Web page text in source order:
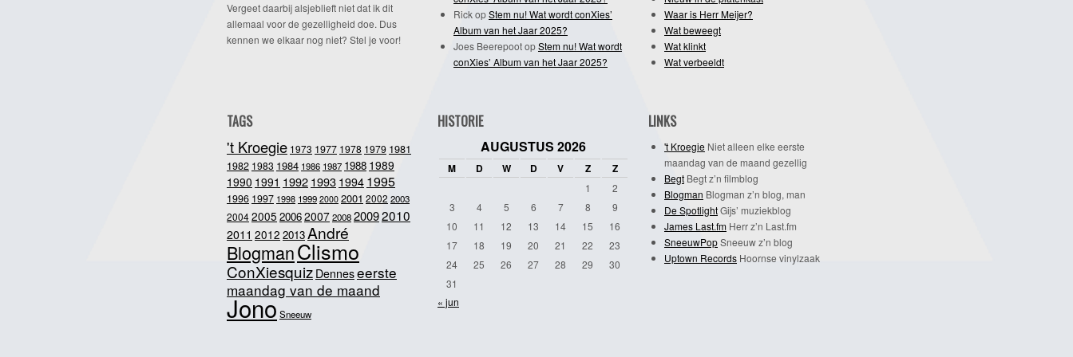
Vergeet daarbij alsjeblieft niet dat ik dit
allemaal voor de gezelligheid doe. Dus
kennen we elkaar nog niet? Stel je voor!
RickopStem nu! Wat wordt conXies’
Album van het Jaar 2025?
Joes BeerepootopStem nu! Wat wordt
conXies’ Album van het Jaar 2025?
Waar is Herr Meijer?
Wat beweegt
Wat klinkt
Wat verbeeldt
TAGS
't Kroegie 1973 1977 1978 1979 1981
1982 1983 1984 1986 1987 1988 1989
1990 1991 19921993 1994 1995
1996 1997 1998 1999 2000 2001 2002 2003
20042005 20062007200820092010
2011 2012 2013André
BlogmanClismo
ConXiesquiz Denneseerste
maandag van de maand
JonoSneeuw
HISTORIE
AUGUSTUS 2026
M D W D V Z Z
1
2
3
4 5 6 7 8
9
10
11 12 13 14 15
16
17
18 19 20 21 22
23
24
25 26 27 28 29
30
31
« jun
LINKS
't Kroegie Niet alleen elke eerste
maandag van de maand gezellig
Begt Begt z’n filmblog
Blogman Blogman z’n blog, man
De SpotlightGijs’ muziekblog
James Last.fm Herr z’n Last.fm
SneeuwPopSneeuw z’n blog
Uptown Records Hoornse vinylzaak